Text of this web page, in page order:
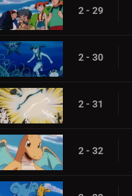
2 - 29
2 - 30
2 - 31
2 - 32